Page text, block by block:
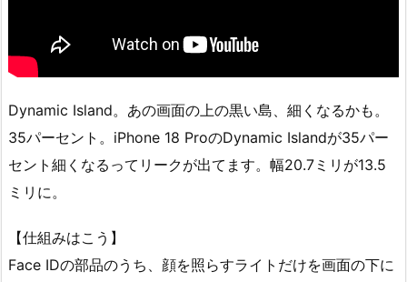
Dynamic Island。あの画面の上の黒い島、細くなるかも。
35パーセント。iPhone 18 ProのDynamic Islandが35パー
セント細くなるってリークが出てます。幅20.7ミリが13.5
ミリに。
【仕組みはこう】
Face IDの部品のうち、顔を照らすライトだけを画面の下に